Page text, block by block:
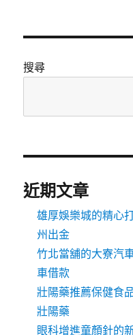
搜尋
近期文章
雄厚娛樂城的精心
州出金
竹北當舖的大寮汽
車借款
壯陽藥推薦保健食
壯陽藥
眼科增進童顏針的